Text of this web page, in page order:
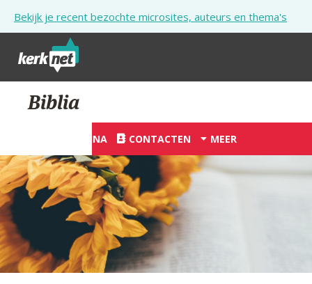
Bekijk je recent bezochte microsites, auteurs en thema's
STARTPAGINA
KERK
VIERINGEN
SHOP
ZOEKEN
HULP
STARTPAGINA PORTAAL
Biblia
STARTPAGINA CONTACTEN MEER